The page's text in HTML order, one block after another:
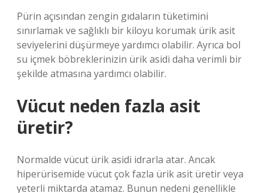
Pürin açısından zengin gıdaların tüketimini
sınırlamak ve sağlıklı bir kiloyu korumak ürik asit
seviyelerini düşürmeye yardımcı olabilir. Ayrıca bol
su içmek böbreklerinizin ürik asidi daha verimli bir
şekilde atmasına yardımcı olabilir.
Vücut neden fazla asit
üretir?
Normalde vücut ürik asidi idrarla atar. Ancak
hiperürisemide vücut çok fazla ürik asit üretir veya
yeterli miktarda atamaz. Bunun nedeni genellikle